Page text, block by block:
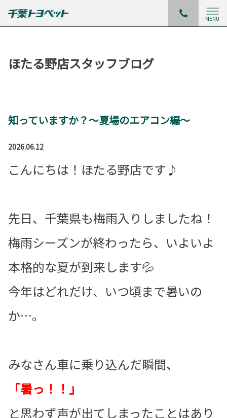
MENU
ほたる野店スタッフブログ
知っていますか？～夏場のエアコン編～
2026.06.12
こんにちは！ほたる野店です♪
先日、千葉県も梅雨入りしましたね！
梅雨シーズンが終わったら、いよいよ
本格的な夏が到来します💦
今年はどれだけ、いつ頃まで暑いの
か…。
みなさん車に乗り込んだ瞬間、
「暑っ！！」
と思わず声が出てしまったことはあり